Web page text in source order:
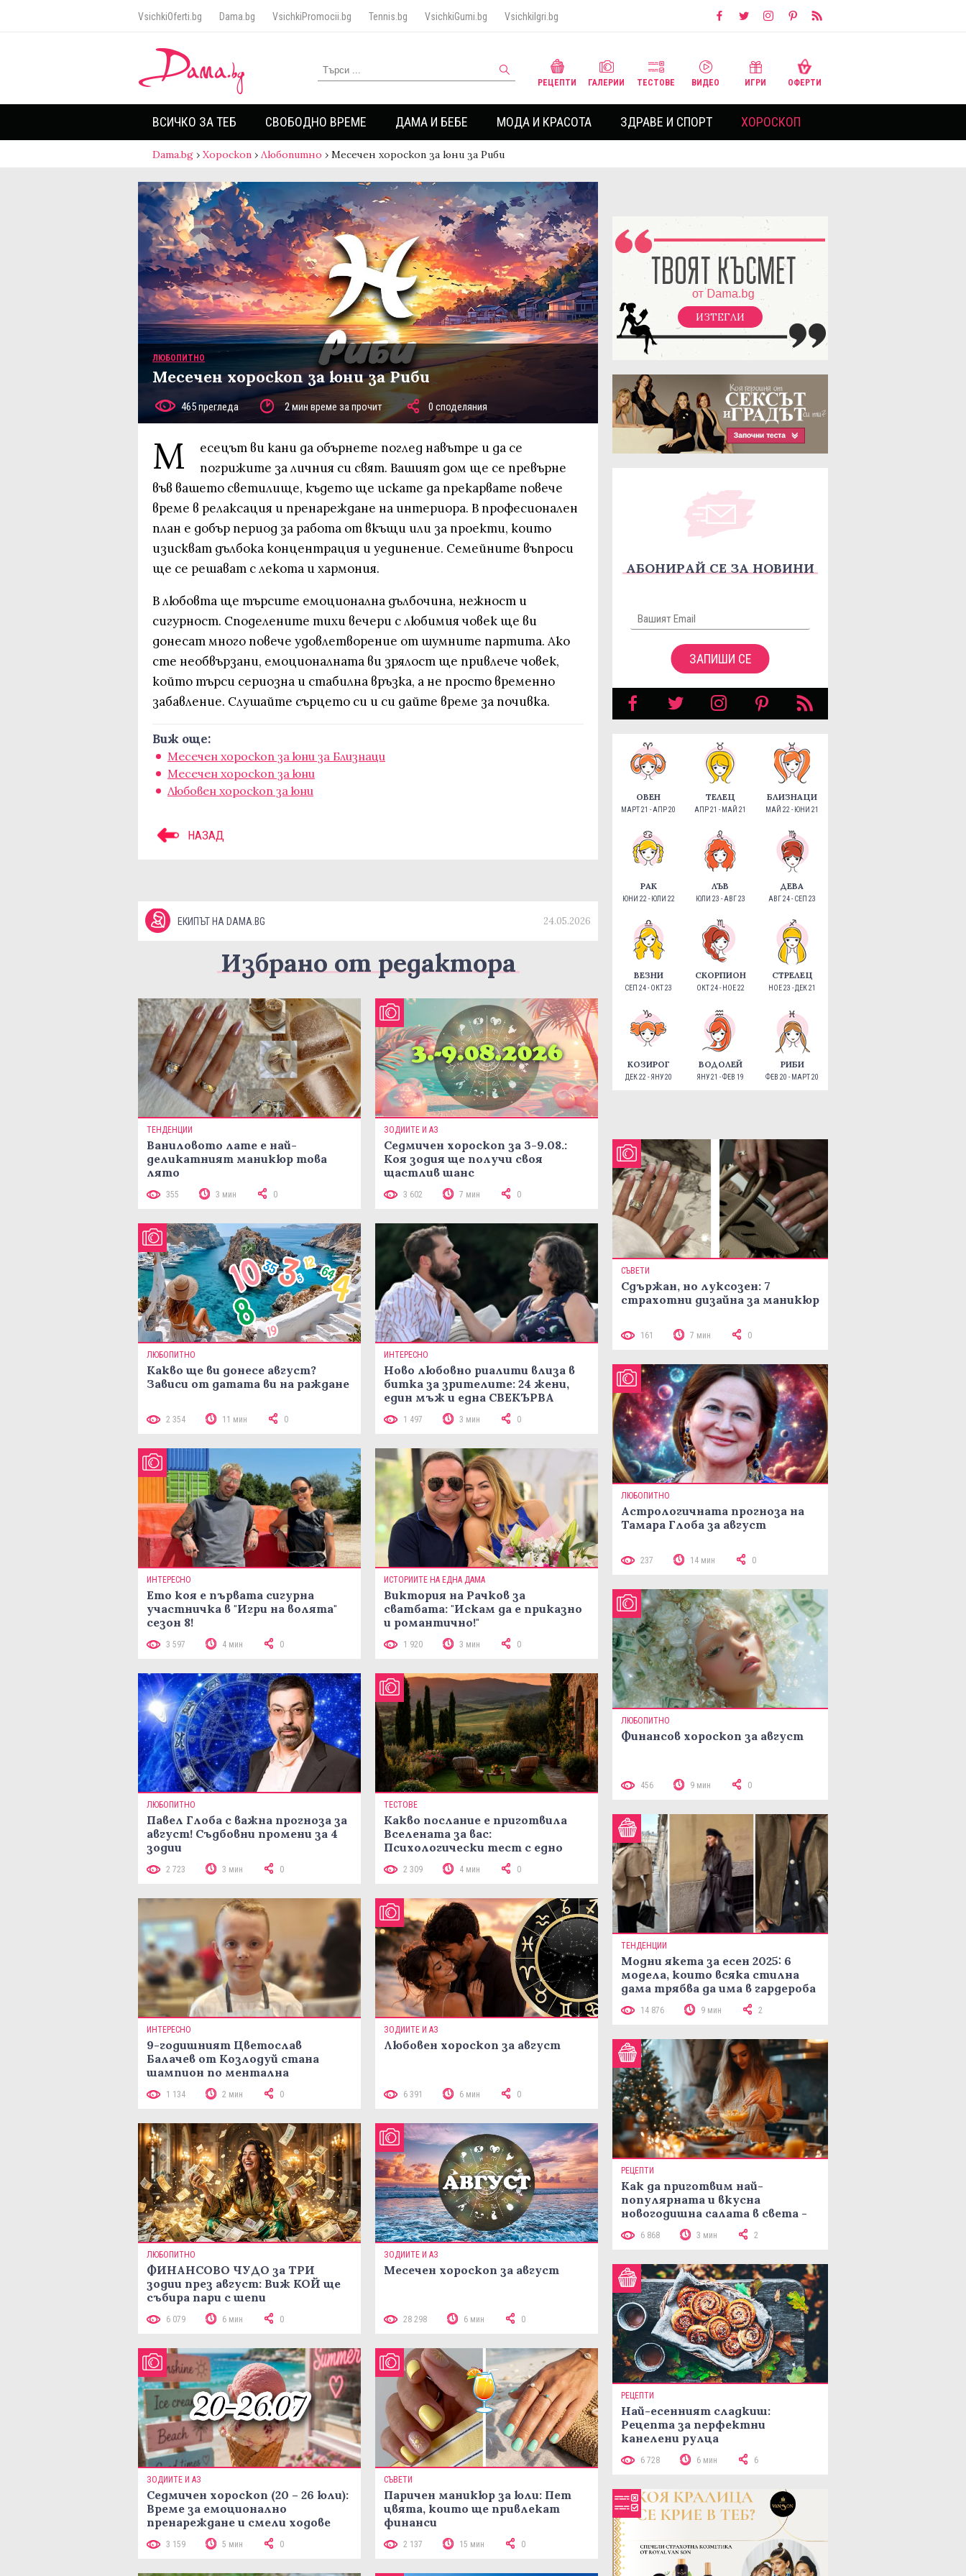
VsichkiOferti.bg Dama.bg VsichkiPromocii.bg Tennis.bg VsichkiGumi.bg VsichkiIgri.bg
РЕЦЕПТИ ГАЛЕРИИ ТЕСТОВЕ ВИДЕО ИГРИ ОФЕРТИ
ВСИЧКО ЗА ТЕБ СВОБОДНО ВРЕМЕ ДАМА И БЕБЕ МОДА И КРАСОТА ЗДРАВЕ И СПОРТ ХОРОСКОП
Dama.bg › Хороскоп › Любопитно › Месечен хороскоп за юни за Риби
ЛЮБОПИТНО
Месечен хороскоп за юни за Риби
465 прегледа 2 мин време за прочит 0 споделяния
М
есецът ви кани да обърнете поглед навътре и да се
погрижите за личния си свят. Вашият дом ще се превърне
във вашето светилище, където ще искате да прекарвате повече
време в релаксация и пренареждане на интериора. В професионален
план е добър период за работа от вкъщи или за проекти, които
изискват дълбока концентрация и уединение. Семейните въпроси
ще се решават с лекота и хармония.
В любовта ще търсите емоционална дълбочина, нежност и
сигурност. Споделените тихи вечери с любимия човек ще ви
донесат много повече удовлетворение от шумните партита. Ако
сте необвързани, емоционалната ви зрялост ще привлече човек,
който търси сериозна и стабилна връзка, а не просто временно
забавление. Слушайте сърцето си и си дайте време за почивка.
Виж още:
Месечен хороскоп за юни за Близнаци
Месечен хороскоп за юни
Любовен хороскоп за юни
НАЗАД
ЕКИПЪТ НА DAMA.BG 24.05.2026
Избрано от редактора
ТЕНДЕНЦИИ
Ваниловото лате е най-
деликатният маникюр това
лято
355 3 мин 0
ЗОДИИТЕ И АЗ
Седмичен хороскоп за 3-9.08.:
Коя зодия ще получи своя
щастлив шанс
3 602 7 мин 0
ЛЮБОПИТНО
Какво ще ви донесе август?
Зависи от датата ви на ражданe
2 354 11 мин 0
ИНТЕРЕСНО
Ново любовно риалити влиза в
битка за зрителите: 24 жени,
един мъж и една СВЕКЪРВА
1 497 3 мин 0
ИНТЕРЕСНО
Ето коя е първата сигурна
участничка в "Игри на волята"
сезон 8!
3 597 4 мин 0
ИСТОРИИТЕ НА ЕДНА ДАМА
Виктория на Рачков за
сватбата: "Искам да е приказно
и романтично!"
1 920 3 мин 0
ЛЮБОПИТНО
Павел Глоба с важна прогноза за
август! Съдбовни промени за 4
зодии
2 723 3 мин 0
ТЕСТОВЕ
Какво послание е приготвила
Вселената за вас:
Психологически тест с едно
2 309 4 мин 0
ИНТЕРЕСНО
9-годишният Цветослав
Балачев от Козлодуй стана
шампион по ментална
аритметика с 320 задачи за 10
минути
1 134 2 мин 0
ЗОДИИТЕ И АЗ
Любовен хороскоп за август
6 391 6 мин 0
ЛЮБОПИТНО
ФИНАНСОВО ЧУДО за ТРИ
зодии през август: Виж КОЙ ще
събира пари с шепи
6 079 6 мин 0
ЗОДИИТЕ И АЗ
Месечен хороскоп за август
28 298 6 мин 0
ЗОДИИТЕ И АЗ
Седмичен хороскоп (20 – 26 юли):
Време за емоционално
пренареждане и смели ходове
3 159 5 мин 0
СЪВЕТИ
Паричен маникюр за юли: Пет
цвята, които ще привлекат
финанси
2 137 15 мин 0
ИЗТЕГЛИ
АБОНИРАЙ СЕ ЗА НОВИНИ
ЗАПИШИ СЕ
ОВЕН
МАРТ 21 - АПР 20
ТЕЛЕЦ
АПР 21 - МАЙ 21
БЛИЗНАЦИ
МАЙ 22 - ЮНИ 21
РАК
ЮНИ 22 - ЮЛИ 22
ЛЪВ
ЮЛИ 23 - АВГ 23
ДЕВА
АВГ 24 - СЕП 23
ВЕЗНИ
СЕП 24 - ОКТ 23
СКОРПИОН
ОКТ 24 - НОЕ 22
СТРЕЛЕЦ
НОЕ 23 - ДЕК 21
КОЗИРОГ
ДЕК 22 - ЯНУ 20
ВОДОЛЕЙ
ЯНУ 21 - ФЕВ 19
РИБИ
ФЕВ 20 - МАРТ 20
СЪВЕТИ
Сдържан, но луксозен: 7
страхотни дизайна за маникюр
161 7 мин 0
ЛЮБОПИТНО
Астрологичната прогноза на
Тамара Глоба за август
237 14 мин 0
ЛЮБОПИТНО
Финансов хороскоп за август
456 9 мин 0
ТЕНДЕНЦИИ
Модни якета за есен 2025: 6
модела, които всяка стилна
дама трябва да има в гардероба
14 876 9 мин 2
РЕЦЕПТИ
Как да приготвим най-
популярната и вкусна
новогодишна салата в света -
рецепта Мимоза
6 868 3 мин 2
РЕЦЕПТИ
Най-есенният сладкиш:
Рецепта за перфектни
канелени рулца
6 728 6 мин 6